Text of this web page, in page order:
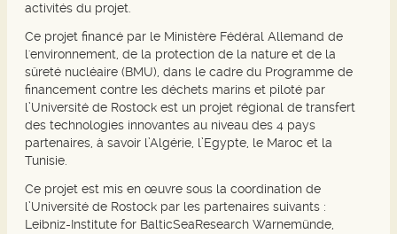
activités du projet.
Ce projet financé par le Ministère Fédéral Allemand de
l'environnement, de la protection de la nature et de la
sûreté nucléaire (BMU), dans le cadre du Programme de
financement contre les déchets marins et piloté par
l’Université de Rostock est un projet régional de transfert
des technologies innovantes au niveau des 4 pays
partenaires, à savoir l’Algérie, l’Egypte, le Maroc et la
Tunisie.
Ce projet est mis en œuvre sous la coordination de
l’Université de Rostock par les partenaires suivants :
Leibniz-Institute for BalticSeaResearch Warnemünde,